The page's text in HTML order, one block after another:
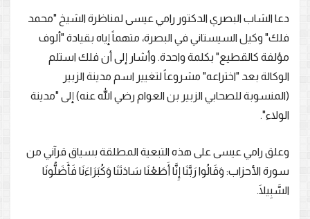
دعا الشاب البصري الدكتور رامي عيسى لمناظرة الشيخ "محمد
فلك" وكيل السيستاني في البصرة، متهماً إياه بقيادة "ألوف
مؤلفة كالقطيع" بكلمة واحدة. وأشار إلى أن فلك استلم
الوكالة بعد "اختراعه" مشروعاً لتغيير اسم مدينة الزبير
(المنسوبة للصحابي الزبير بن العوام رضي الله عنه) إلى "مدينة
الولاء".
وعلق رامي عيسى على هذه التبعية المطلقة بسياق قرآني من
سورة الأحزاب: وَقَالُوا رَبَّنَا إِنَّا أَطَعْنَا سَادَتَنَا وَكُبَرَاءَنَا فَأَضَلُّونَا
السَّبِيلَا.